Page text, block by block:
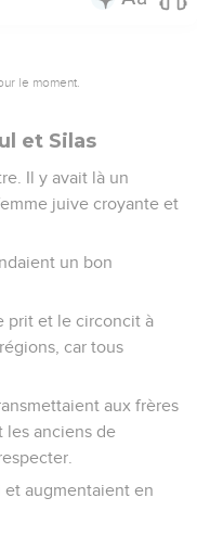
le moment.
et Silas
Il y avait là un
juive croyante et
un bon
prit et le circoncit à
car tous
aux frères
les anciens de
et augmentaient en